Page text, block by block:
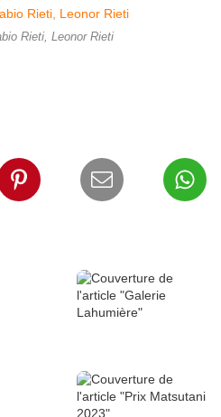
Rieti, Leonor Rieti